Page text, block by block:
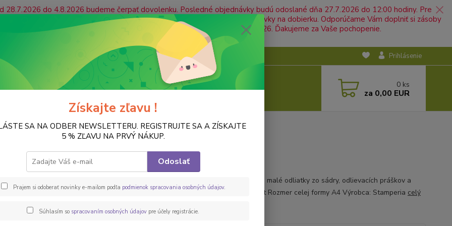
28.7.2026 do 4.8.2026 budeme čerpať dovolenku. Posledné objednávky budú odoslané dňa 27.7.2026 do 12:00 hodiny. Pre
prosíme, aby ste platby uhradili včas, prípadne zvážili možnosť objednávky na dobierku. Odporúčame Vám doplniť si zásoby
počas našej dovolenky radi prijmeme a začneme ich vybavovať od 5.8.2026. Ďakujeme za Vaše pochopenie.
Prihlásenie
Hľadať 0 ks
za 0,00 EUR
NA ODLIEVANIE Formy na odlievanie, K3PTA4523
na odlievanie, K3PTA4523
Flexibilná forma na malé odliatky zo sádry, odlievacích práškov a
modelovacích hmôt Rozmer celej formy A4 Výrobca: Stamperia celý
Získajte zľavu !
SA NA ODBER NEWSLETTERU. REGISTRUJTE SA A ZÍSKAJTE
5 % ZĽAVU NA PRVÝ NÁKUP.
Odoslať
Prajem si odoberať novinky e-mailom podľa podmienok spracovania osobných údajov.
Súhlasím so spracovaním osobných údajov pre účely registrácie.